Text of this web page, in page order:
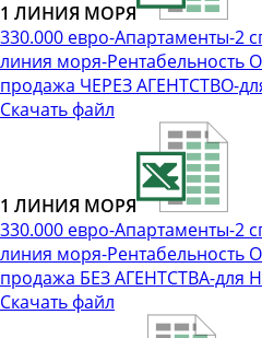
1 ЛИНИЯ МОРЯ
330.000 евро-Апартаменты-2
линия моря-
продажа ЧЕРЕЗ АГЕНТСТВО-
Скачать файл
1 ЛИНИЯ МОРЯ
330.000 евро-Апартаменты-2
линия моря-
продажа БЕЗ АГЕНТСТВА-для
Скачать файл